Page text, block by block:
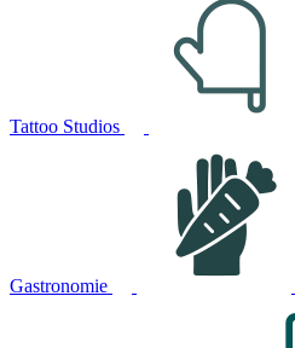
Tattoo Studios
Gastronomie